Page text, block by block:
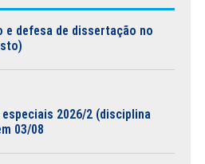
e defesa de dissertação no
2026/2 (disciplina
03/08